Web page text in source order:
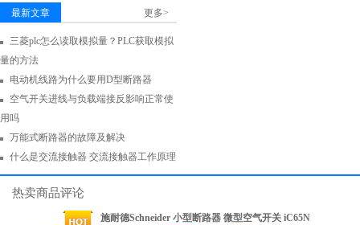
最新文章 更多>
三菱plc怎么读取模拟量？PLC获取模拟
量的方法
电动机线路为什么要用D型断路器
空气开关进线与负载端接反影响正常使
用吗
万能式断路器的故障及解决
什么是交流接触器 交流接触器工作原理
热卖商品评论
施耐德Schneider 小型断路器 微型空气开关 iC65N